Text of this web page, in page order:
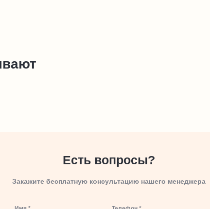
Есть вопросы?
Закажите бесплатную консультацию нашего менеджера